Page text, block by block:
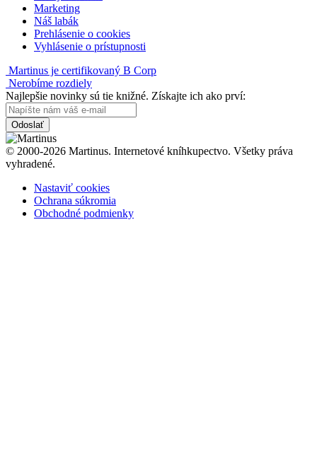
Marketing
Náš labák
Prehlásenie o cookies
Vyhlásenie o prístupnosti
Martinus je certifikovaný B Corp
Nerobíme rozdiely
Najlepšie novinky sú tie knižné. Získajte ich ako prví:
Odoslať
© 2000-2026 Martinus. Internetové kníhkupectvo. Všetky práva
vyhradené.
Nastaviť cookies
Ochrana súkromia
Obchodné podmienky